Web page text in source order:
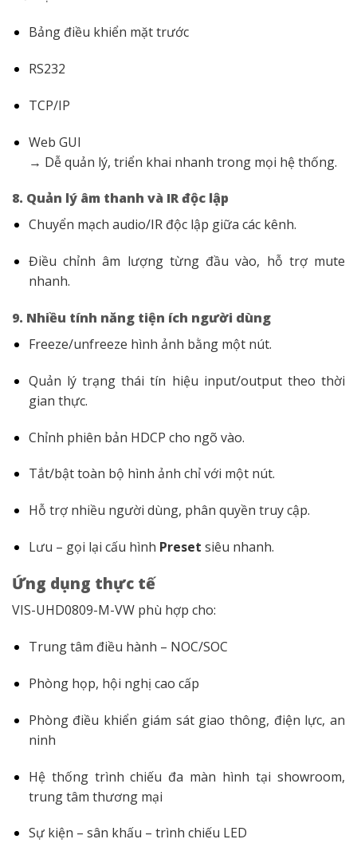
Bảng điều khiển mặt trước
RS232
TCP/IP
Web GUI
→ Dễ quản lý, triển khai nhanh trong mọi hệ thống.
8. Quản lý âm thanh và IR độc lập
Chuyển mạch audio/IR độc lập giữa các kênh.
Điều chỉnh âm lượng từng đầu vào, hỗ trợ mute
nhanh.
9. Nhiều tính năng tiện ích người dùng
Freeze/unfreeze hình ảnh bằng một nút.
Quản lý trạng thái tín hiệu input/output theo thời
gian thực.
Chỉnh phiên bản HDCP cho ngõ vào.
Tắt/bật toàn bộ hình ảnh chỉ với một nút.
Hỗ trợ nhiều người dùng, phân quyền truy cập.
Lưu – gọi lại cấu hình Preset siêu nhanh.
Ứng dụng thực tế
VIS-UHD0809-M-VW phù hợp cho:
Trung tâm điều hành – NOC/SOC
Phòng họp, hội nghị cao cấp
Phòng điều khiển giám sát giao thông, điện lực, an
ninh
Hệ thống trình chiếu đa màn hình tại showroom,
trung tâm thương mại
Sự kiện – sân khấu – trình chiếu LED